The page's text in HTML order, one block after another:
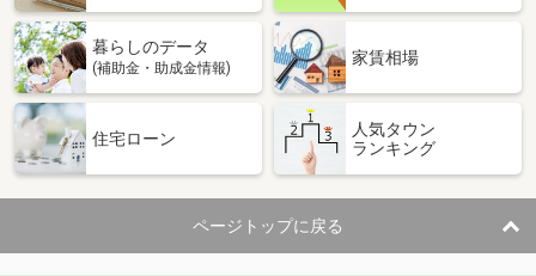
暮らしのデータ
(補助金・助成金情報)
家賃相場
住宅ローン
人気タウン
ランキング
ページトップに戻る